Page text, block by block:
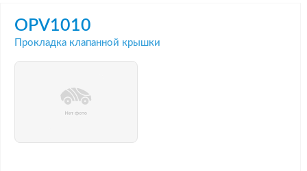
OPV1010
Прокладка клапанной крышки